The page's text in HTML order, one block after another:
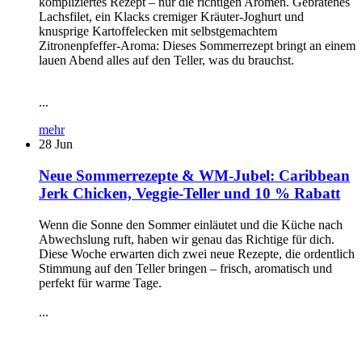
Lachsfilet, ein Klacks cremiger Kräuter-Joghurt und
knusprige Kartoffelecken mit selbstgemachtem
Zitronenpfeffer-Aroma: Dieses Sommerrezept bringt an einem
lauen Abend alles auf den Teller, was du brauchst.
...
mehr
28 Jun
Neue Sommerrezepte & WM-Jubel: Caribbean
Jerk Chicken, Veggie-Teller und 10 % Rabatt
Wenn die Sonne den Sommer einläutet und die Küche nach
Abwechslung ruft, haben wir genau das Richtige für dich.
Diese Woche erwarten dich zwei neue Rezepte, die ordentlich
Stimmung auf den Teller bringen – frisch, aromatisch und
perfekt für warme Tage.
...